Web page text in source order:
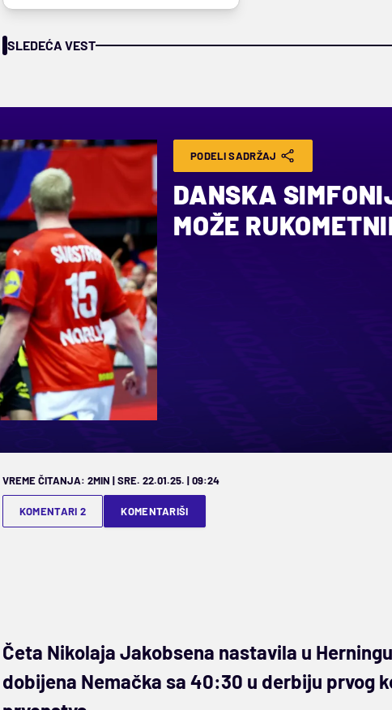
SLEDEĆA VEST
PODELI SADRŽAJ
DANSKA
MOŽE
VREME ČITANJA: 2MIN | SRE. 22.01.25. | 09:24
KOMENTARI 2 KOMENTARIŠI
Četa Nikolaja Jakobsena nastavila u
dobijena Nemačka sa 40:30 u derbiju prvog